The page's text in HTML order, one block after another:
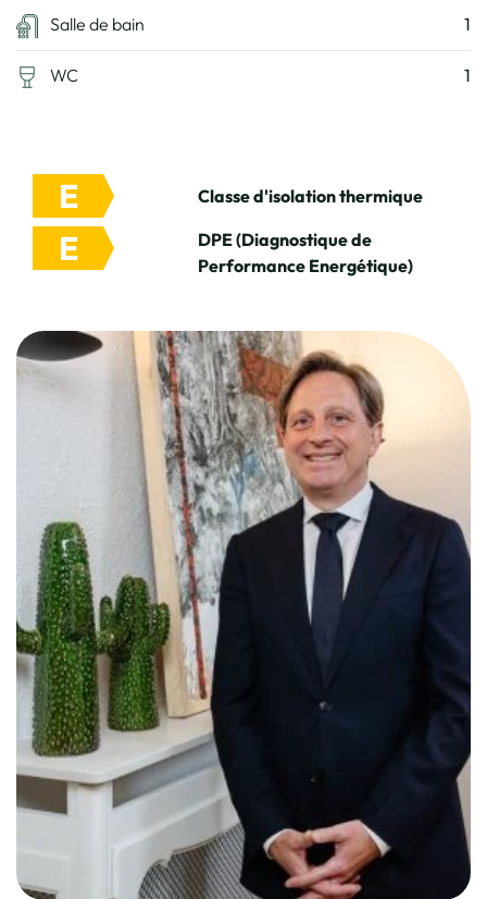
Salle de bain 1
WC 1
E Classe d'isolation thermique
E
DPE (Diagnostique de
Performance Energétique)